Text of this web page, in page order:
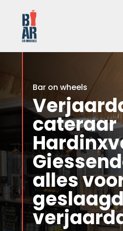
Bar on wheels
cateraar
alles